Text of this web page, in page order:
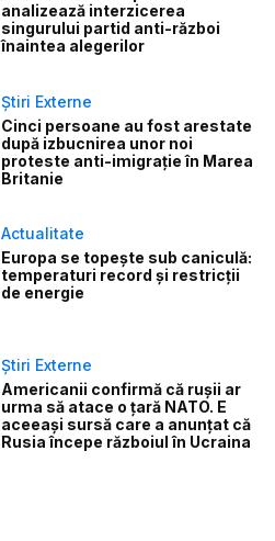
analizează interzicerea
singurului partid anti-război
înaintea alegerilor
Știri Externe
Cinci persoane au fost arestate
după izbucnirea unor noi
proteste anti-imigrație în Marea
Britanie
Actualitate
Europa se topește sub caniculă:
temperaturi record și restricții
de energie
Știri Externe
Americanii confirmă că rușii ar
urma să atace o țară NATO. E
aceeași sursă care a anunțat că
Rusia începe războiul în Ucraina